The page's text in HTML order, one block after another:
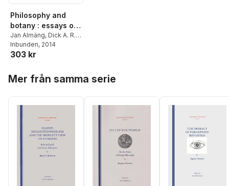
Philosophy and
botany : essays on
Ivar Segelberg
Jan Almäng, Dick A. R.
Haglund,Herbert
Hochberg
,
Maurin
, Torgny Nordin
Segelberg
Wetterström,Erika
Pignatti Wikus
Inbunden, 2014
303 kr
Mer från samma serie